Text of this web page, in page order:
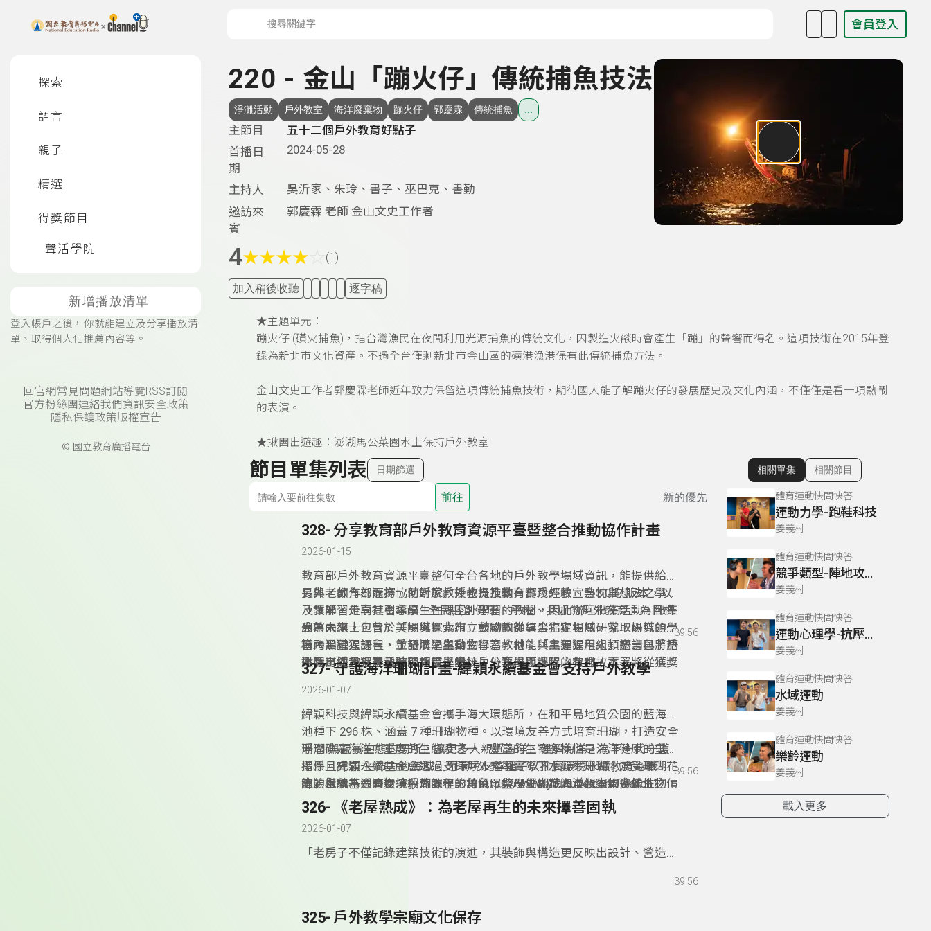
上方功能區塊 會員登入
探索
語言
親子
精選
得獎節目
聲活學院
新增播放清單
登入帳戶之後，你就能建立及分享播放清
單、取得個人化推薦內容等。
回官網常見問題網站導覽RSS訂閱
官方粉絲團連絡我們 資訊安全政策
隱私保護政策版權宣告
© 國立教育廣播電台
220 - 金山「蹦火仔」傳統捕魚技法
淨灘活動 戶外教室 海洋廢棄物 蹦火仔 郭慶霖 傳統捕魚
主節目
五十二個戶外教育好點子
首播日
期
2024-05-28
主持人
吳沂家、朱玲、書子、巫巴克、書勤
邀訪來
賓
郭慶霖 老師 金山文史工作者
4★★★★ (1)
加入稍後收聽 逐字稿
★主題單元：
蹦火仔 (磺火捕魚) ，指台灣漁民在夜間利用光源捕魚的傳統文化，因製造火燄時會產生「蹦」的聲響而得名。這項技術在2015年登
錄為新北市文化資產 。不過全台僅剩新北市金山區的磺港漁港保有此傳統捕魚方法。
金山文史工作者郭慶霖老師近年致力保留這項傳統捕魚技術，期待國人能了解蹦火仔的發展歷史及文化內涵，不僅僅是看一項熱鬧
的表演。
★揪團出遊趣：澎湖馬公菜園水土保持戶外教室
節目單集列表 日期篩選
前往 新的優先
328- 分享教育部戶外教育資源平臺暨整合推動協作計畫
2026-01-15
教育部戶外教育資源平臺整何全台各地的戶外教學場域資訊，能提供給家
長與老師作為選擇。何昕家教授也提及教育部戶外教宣言3.0的 版本，以
「讓學習走向社會永續—全民共創健康、平權、共好的戶外教育」為目標
展望未來。
另外，教育部而為協助對於戶外教育推動有實踐經驗、熱忱與想法之學校
及教師，分享其引導學生在課室外學習的教材，因此辦理徵集活動。徵集
分為兩組，包含：「場域探索組」鼓勵教師結合指定場域，萃取場域的學
習內涵融入課程，並發展學生自主學習教材；「主題課程組」邀請已將戶
外教育納入部定或校訂課程之學校，分享主題課程之教材。本署將從獲獎
作品中，「擇優」協助彙編出版，增進戶外教育之推動效益。
而蕭人博士士曾於美國與臺北市立動物園從事黑猩猩相關研究，研究領域
橫跨黑猩猩語言、手語溝通與動物行為，他能與黑猩猩用人類語言與手語
對話，與黑猩猩長時間相處，設計戶外教學與營隊的有趣故事。
揪團出遊趣：春池玻璃教育學堂
39:56
327- 守護海洋珊瑚計畫-緯穎永續基金會支持戶外教學
2026-01-07
­緯穎科技與緯穎永續基金會攜手海大環態所，在和平島地質公園的藍海水
池種下 296 株、涵蓋 7 種珊瑚物種。以環境友善方式培育珊瑚，打造安全
浮潛 與觀賞生態的場所，讓更多人親近海洋、理解海洋，為下一代守護
潔淨且充滿 生命力的海域。而環境友善種子以推廣環境永續敎育為職
志，目標為透過環境敎育課程，讓⺠眾與學生認識海洋及生物多樣性之價
値，並引發他們對自身與環境之間關係的深刻反思。因此特別與基金會共
創研發帶學生下海實際看到珊瑚的課程。
珊瑚礁是海洋中重要的生態系之一，豐富的生物多樣性是海洋健康的重要
指標。緯穎永續基金會透過支持戶外教學實際下水觀察珊瑚，感受珊瑚花
園的樣貌，同時扮演珊瑚園丁的角色，整理珊瑚花園及觀察周邊的生物，
記錄生態數據，培養觀察與保育技能。探索白化現象成因及對生態威脅的
過程中，反思自己的生活方式對海洋的影響，學習如何守護這片珊瑚花
園，並付出行動守護海洋。
緯穎永續基金會支持戶外教學影片https://www.youtube.com/watch?
v=zeRtyYwAcMA
39:56
326- 《老屋熟成》：為老屋再生的未來擇善固執
2026-01-07
­「老房子不僅記錄建築技術的演進，其裝飾與構造更反映出設計、營造與
與人的關係，並透過一場場的訪談與解說活動，帶領親子與學生更認識這
39:56
325- 戶外教學宗廟文化保存
顯示相關單集
相關單集 相關節目
體育運動快問快答
運動力學-跑鞋科技
姜義村
體育運動快問快答
競爭類型-陣地攻守型運動
姜義村
體育運動快問快答
運動心理學-抗壓憂鬱&領導創意
姜義村
體育運動快問快答
水域運動
姜義村
體育運動快問快答
樂齡運動
姜義村
載入更多